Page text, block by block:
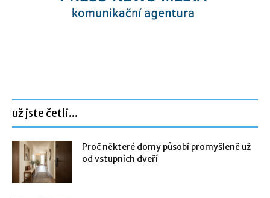
už jste četli...
Proč některé domy působí promyšleně už
od vstupních dveří